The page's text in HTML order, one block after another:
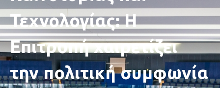
Τεχνολογίας: Η
Επιτροπή χαιρετίζει
την πολιτική συμφωνία